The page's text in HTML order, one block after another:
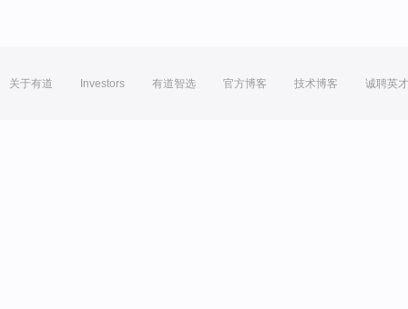
关于有道 Investors 有道智选 官方博客 技术博客 诚聘英才